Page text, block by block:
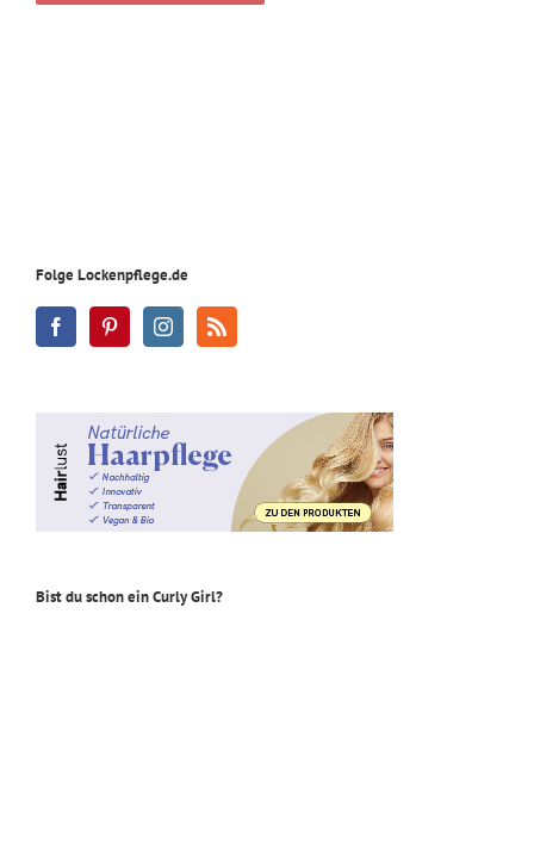
Folge Lockenpflege.de
Bist du schon ein Curly Girl?